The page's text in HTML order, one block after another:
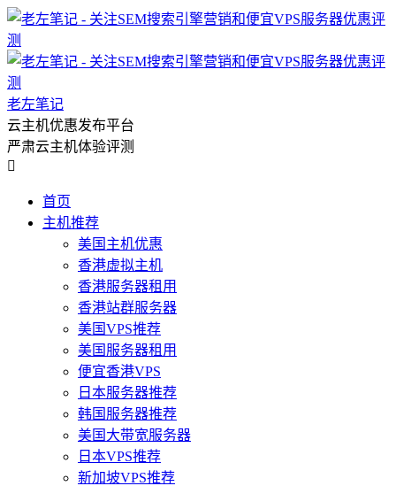
老左笔记
云主机优惠发布平台
严肃云主机体验评测

首页
主机推荐
美国主机优惠
香港虚拟主机
香港服务器租用
香港站群服务器
美国VPS推荐
美国服务器租用
便宜香港VPS
日本服务器推荐
韩国服务器推荐
美国大带宽服务器
日本VPS推荐
新加坡VPS推荐